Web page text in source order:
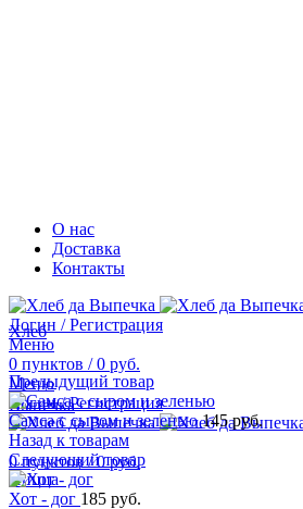
О нас
Доставка
Контакты
Логин / Регистрация
Меню
0 пунктов / 0 руб.
Меню
Логин / Регистрация
0пунктов / 0руб.
Хлеб
Выпечка
Пицца
Предыдущий товар
Самса с сыром и зеленью145руб.
Назад к товарам
Следующий товар
Хот - дог 185 руб.